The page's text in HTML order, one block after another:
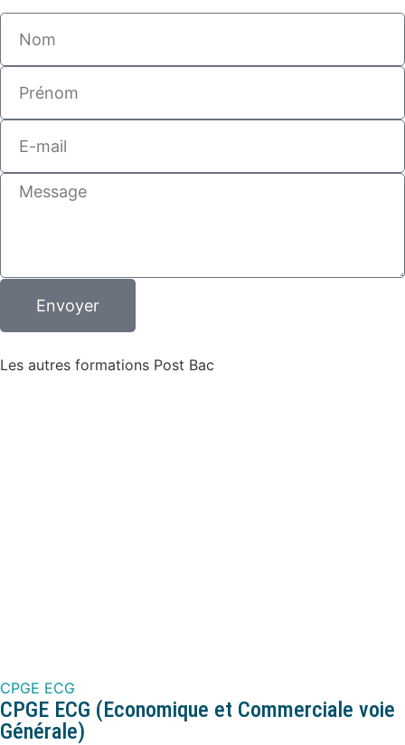
Envoyer
Les autres formations Post Bac
CPGE ECG
CPGE ECG (Economique et Commerciale voie
Générale)